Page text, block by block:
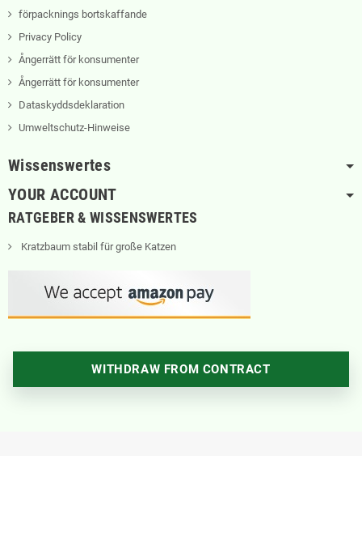
förpacknings bortskaffande
Privacy Policy
Ångerrätt för konsumenter
Ångerrätt för konsumenter
Dataskyddsdeklaration
Umweltschutz-Hinweise
Wissenswertes
YOUR ACCOUNT
RATGEBER & WISSENSWERTES
Kratzbaum stabil für große Katzen
WITHDRAW FROM CONTRACT